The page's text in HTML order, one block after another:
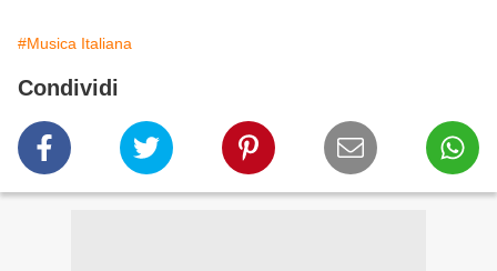
#Musica Italiana
Condividi